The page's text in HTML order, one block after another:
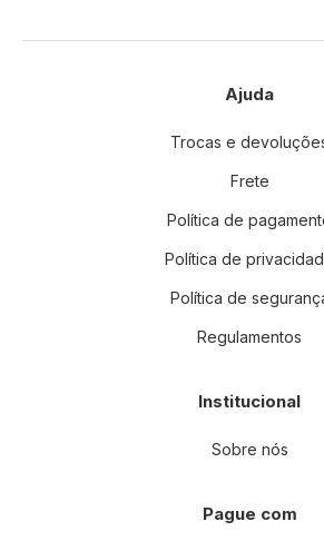
Ajuda
Trocas e
Frete
Política de
Política de
Política de
Regulamentos
Institucional
Sobre nós
Pague com